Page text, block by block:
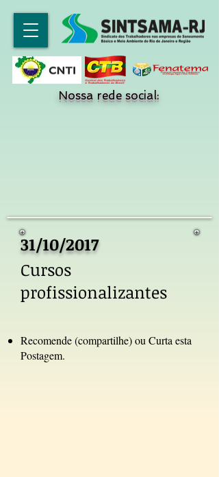
Nossa rede social:
31/10/2017
Cursos
profissionalizantes
Recomende (compartilhe) ou Curta esta
Postagem.